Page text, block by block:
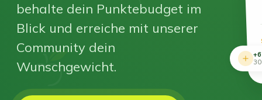
behalte dein Punktebudget im
Blick und erreiche mit unserer
Community dein
Wunschgewicht.